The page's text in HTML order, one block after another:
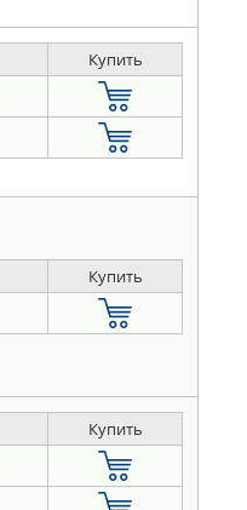
Купить
Купить
Купить